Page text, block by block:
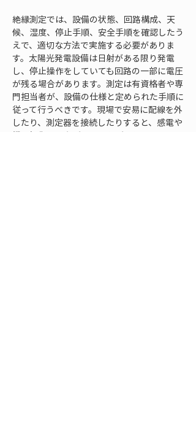
絶縁測定では、設備の状態、回路構成、天
候、湿度、停止手順、安全手順を確認したう
えで、適切な方法で実施する必要がありま
す。太陽光発電設備は日射がある限り発電
し、停止操作をしていても回路の一部に電圧
が残る場合があります。測定は有資格者や専
門担当者が、設備の仕様と定められた手順に
従って行うべきです。現場で安易に配線を外
したり、測定器を接続したりすると、感電や
機器損傷につながるおそれがあります。